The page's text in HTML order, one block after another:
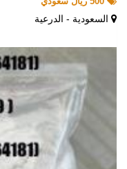
السعودية - الدرعية